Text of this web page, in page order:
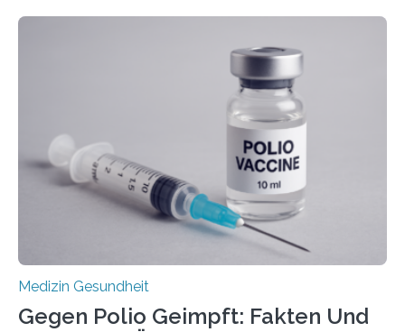
Dringend benötigt werden zielgerichtete Therapien, die
nur Tumorschwachstellen angreifen und normales
Gewebe verschonen. Forschende um Daniel Merk vom
Hertie-Institut für klinische Hirnforschung am
Universitätsklinikum Tübingen haben eine solche
Schwachstelle im Erbgut einer Untergruppe des
Medulloblastoms gefunden. Die Wilhelm Sander-
Stiftung unterstützte das Projekt…
Medizin Gesundheit
Gegen Polio Geimpft: Fakten Und